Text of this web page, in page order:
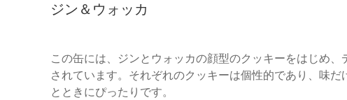
ジン＆ウォッカ
この缶には、ジンとウォッカの顔型のクッキーをはじめ
されています。それぞれのクッキーは個性的であり、味
とときにぴったりです。